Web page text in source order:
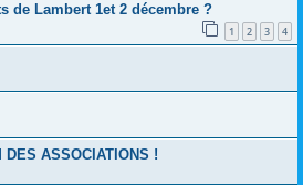
de Lambert 1et 2 décembre ?
1 2 3 4
ASSOCIATIONS !